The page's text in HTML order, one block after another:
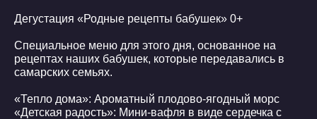
Дегустация «Родные рецепты бабушек» 0+
Специальное меню для этого дня, основанное на
рецептах наших бабушек, которые передавались в
самарских семьях.
«Тепло дома»: Ароматный плодово-ягодный морс
«Детская радость»: Мини-вафля в виде сердечка с